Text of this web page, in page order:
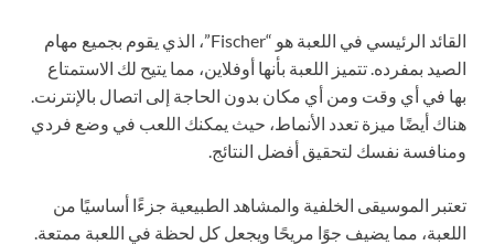
القائد الرئيسي في اللعبة هو “Fischer”، الذي يقوم بجميع مهام
الصيد بمفرده. تتميز اللعبة بأنها أوفلاين، مما يتيح لك الاستمتاع
بها في أي وقت ومن أي مكان بدون الحاجة إلى اتصال بالإنترنت.
هناك أيضًا ميزة تعدد الأنماط، حيث يمكنك اللعب في وضع فردي
ومنافسة نفسك لتحقيق أفضل النتائج.
تعتبر الموسيقى الخلفية والمشاهد الطبيعية جزءًا أساسيًا من
اللعبة، مما يضيف جوًا مريحًا ويجعل كل لحظة في اللعبة ممتعة.